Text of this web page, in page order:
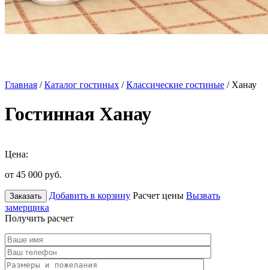
Главная /Каталог гостиных /Классические гостиные / Ханау
Гостинная Ханау
Цена:
от 45 000 руб.
Заказать Добавить в корзину Расчет цены Вызвать
замерщика
Получить расчет